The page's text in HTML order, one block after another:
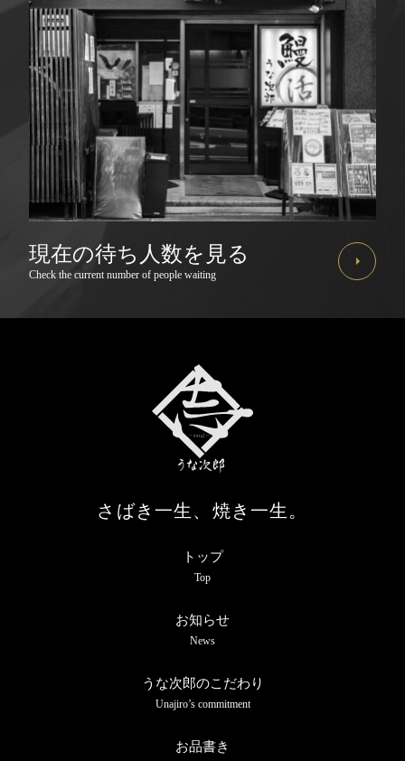
現在の待ち人数を見る
Check the current number of people waiting
さばき一生、焼き一生。
トップ
Top
お知らせ
News
うな次郎のこだわり
Unajiro’s commitment
お品書き